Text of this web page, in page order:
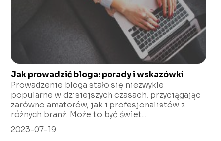
Jak prowadzić bloga: porady i wskazówki
Prowadzenie bloga stało się niezwykle
popularne w dzisiejszych czasach, przyciągając
zarówno amatorów, jak i profesjonalistów z
różnych branż. Może to być świet...
2023-07-19